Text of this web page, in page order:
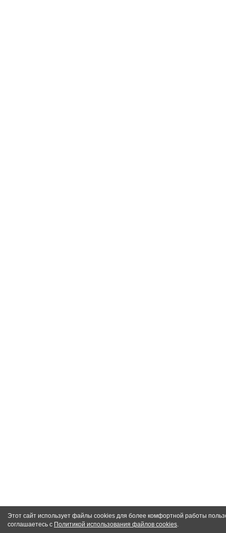
Этот сайт использует файлы cookies для более комфортной работы
соглашаетесь с Политикой использования файлов cookies